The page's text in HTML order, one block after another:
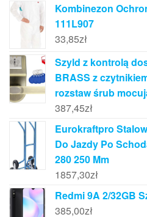
Kombinezon
111L907
33,85zł
Szyld z kontrolą
BRASS z
rozstaw śrub
387,45zł
Eurokraftpro
Do Jazdy Po
280 250 Mm
1857,30zł
Redmi 9A 2/32GB
385,00zł